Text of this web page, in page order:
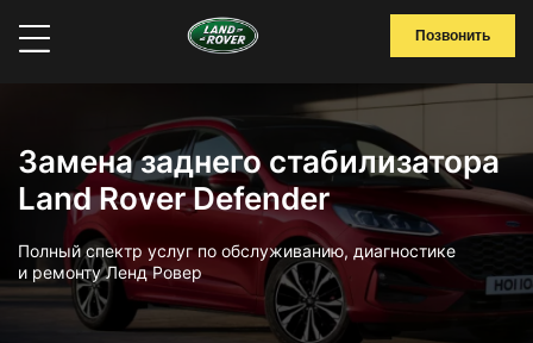
Позвонить
Замена заднего стабилизатора
Land Rover Defender
Полный спектр услуг по обслуживанию, диагностике
и ремонту Ленд Ровер